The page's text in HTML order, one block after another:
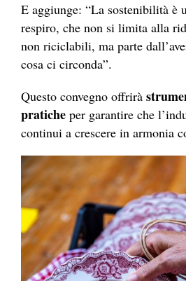
E aggiunge: “La sostenibilità è
respiro, che non si limita alla
non riciclabili, ma parte
cosa ci circonda”.
Questo convegno offrirà
pratiche per garantire che
continui a crescere in armonia